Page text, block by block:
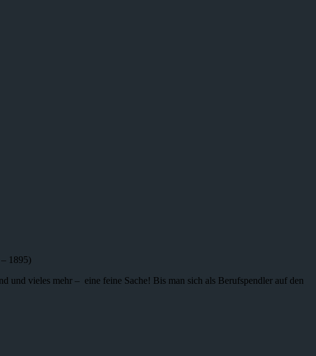
1895)
und vieles mehr – eine feine Sache! Bis man sich als Berufspendler auf den